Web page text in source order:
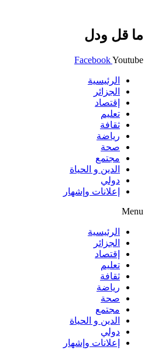
ما قل ودل
FacebookYoutube
الرئيسية
الجزائر
إقتصاد
تعليم
ثقافة
رياضة
صحة
مجتمع
الدين و الحياة
دولي
إعلانات وإشهار
Menu
الرئيسية
الجزائر
إقتصاد
تعليم
ثقافة
رياضة
صحة
مجتمع
الدين و الحياة
دولي
إعلانات وإشهار